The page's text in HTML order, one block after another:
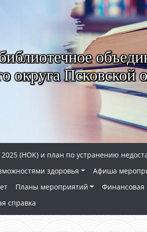
округа Псковской
2025 (НОК) и план по устранению
здоровья Афиша
Планы мероприятий Финансовая
справка